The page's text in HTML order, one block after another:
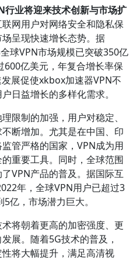
业将迎来技术创新与市场扩
网用户对网络安全和隐私保
呈现快速增长态势。据
球VPN市场规模已突破350亿
600亿美元，年复合增长率保
展促使xkbox加速器VPN不
日益增长的多样化需求。
限制的加强，用户对稳定、
断增加。尤其是在中国、印
管严格的国家，VPN成为用
重要工具。同时，全球范围
VPN产品的普及。据国际互
年，全球VPN用户已超过3
亿，市场潜力巨大。
将朝着更高的加密强度、更
展。随着5G技术的普及，
将大幅提升，满足高清视